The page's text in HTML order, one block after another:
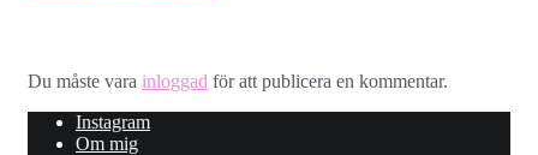
Du måste vara inloggad för att publicera en kommentar.
Instagram
Om mig